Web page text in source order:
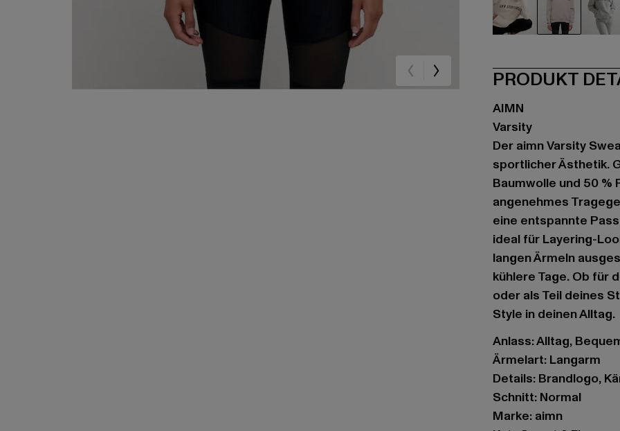
PRODUKT
AIMN
Varsity
Der aimn Varsity
sportlicher Ästhetik.
Baumwolle und 50
angenehmes
eine entspannte
ideal für Layering-
langen Ärmeln
kühlere Tage. Ob für
oder als Teil deines
Style in deinen Alltag.
Anlass: Alltag,
Ärmelart: Langarm
Details: Brandlogo,
Schnitt: Normal
Marke: aimn